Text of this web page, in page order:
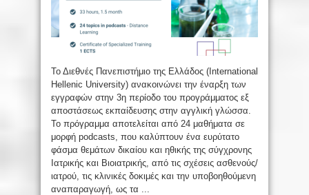
Το Διεθνές Πανεπιστήμιο της Ελλάδος (International
Hellenic University) ανακοινώνει την έναρξη των
εγγραφών στην 3η περίοδο του προγράμματος εξ
αποστάσεως εκπαίδευσης στην αγγλική γλώσσα.
Το πρόγραμμα αποτελείται από 24 μαθήματα σε
μορφή podcasts, που καλύπτουν ένα ευρύτατο
φάσμα θεμάτων δικαίου και ηθικής της σύγχρονης
Ιατρικής και Βιοιατρικής, από τις σχέσεις ασθενούς/
ιατρού, τις κλινικές δοκιμές και την υποβοηθούμενη
αναπαραγωγή, ως τα ...